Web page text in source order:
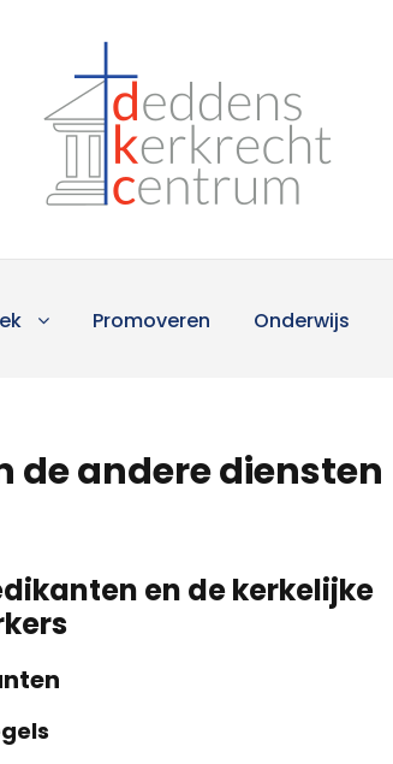
Promoveren Onderwijs
de andere diensten
en de kerkelijke